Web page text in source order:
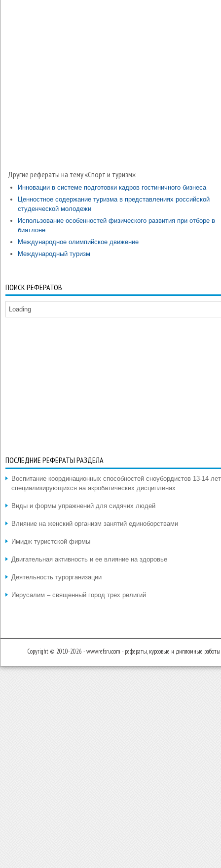
Другие рефераты на тему «Спорт и туризм»:
Инновации в системе подготовки кадров гостиничного бизнеса
Ценностное содержание туризма в представлениях российской
студенческой молодежи
Использование особенностей физического развития при отборе в
биатлоне
Международное олимпийское движение
Международный туризм
ПОИСК РЕФЕРАТОВ
Loading
ПОСЛЕДНИЕ РЕФЕРАТЫ РАЗДЕЛА
Воспитание координационных способностей сноубордистов 13-14
специализирующихся на акробатических дисциплинах
Виды и формы упражнений для сидячих людей
Влияние на женский организм занятий единоборствами
Имидж туристской фирмы
Двигательная активность и ее влияние на здоровье
Деятельность турорганизации
Иерусалим – священный город трех религий
Copyright © 2010-2026 - www.refsru.com - рефераты, курсовые и дипломные работы